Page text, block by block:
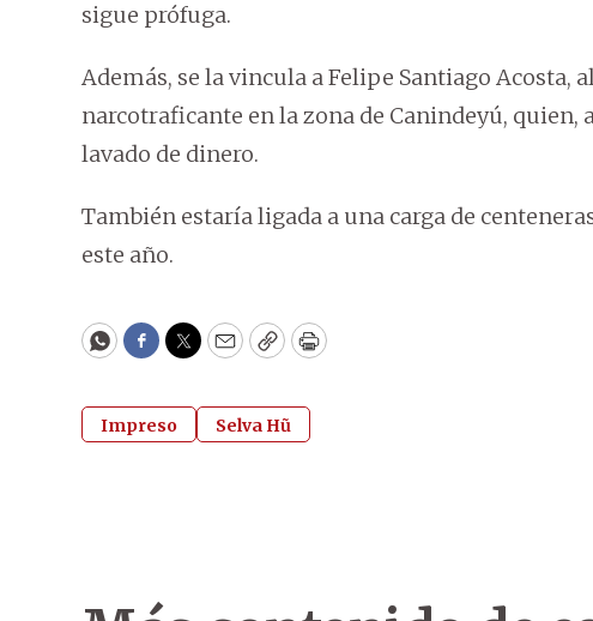
sigue prófuga.
Además, se la vincula a Felipe Santiago Acosta,
narcotraficante en la zona de Canindeyú,
lavado de dinero.
También estaría ligada a una carga de
este año.
WhatsApp
Facebook
Twitter
EmailCopyPrint
Impreso Selva Hũ